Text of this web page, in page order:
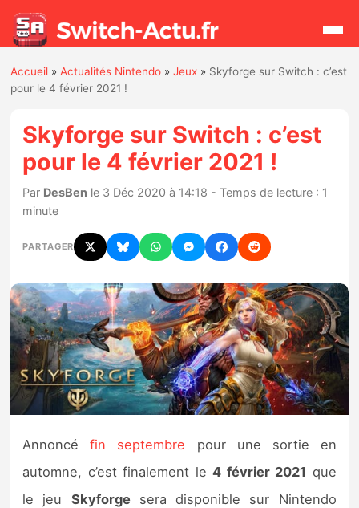
Actualités
Jeux
Hardware
Chiffres de ventes
Rumeurs
Nintendo Direct
Tests et previews
Tests de jeux
Accueil »Actualités Nintendo »Jeux » Skyforge sur Switch : c’est
pour le 4 février 2021 !
Skyforge sur Switch : c’est
pour le 4 février 2021 !
Par DesBen le 3 Déc 2020 à 14:18 - Temps de lecture : 1
minute
PARTAGER
Annoncéfin septembre pour une sortie en
automne, c’est finalement le4 février 2021 que
le jeu Skyforgesera disponible sur Nintendo